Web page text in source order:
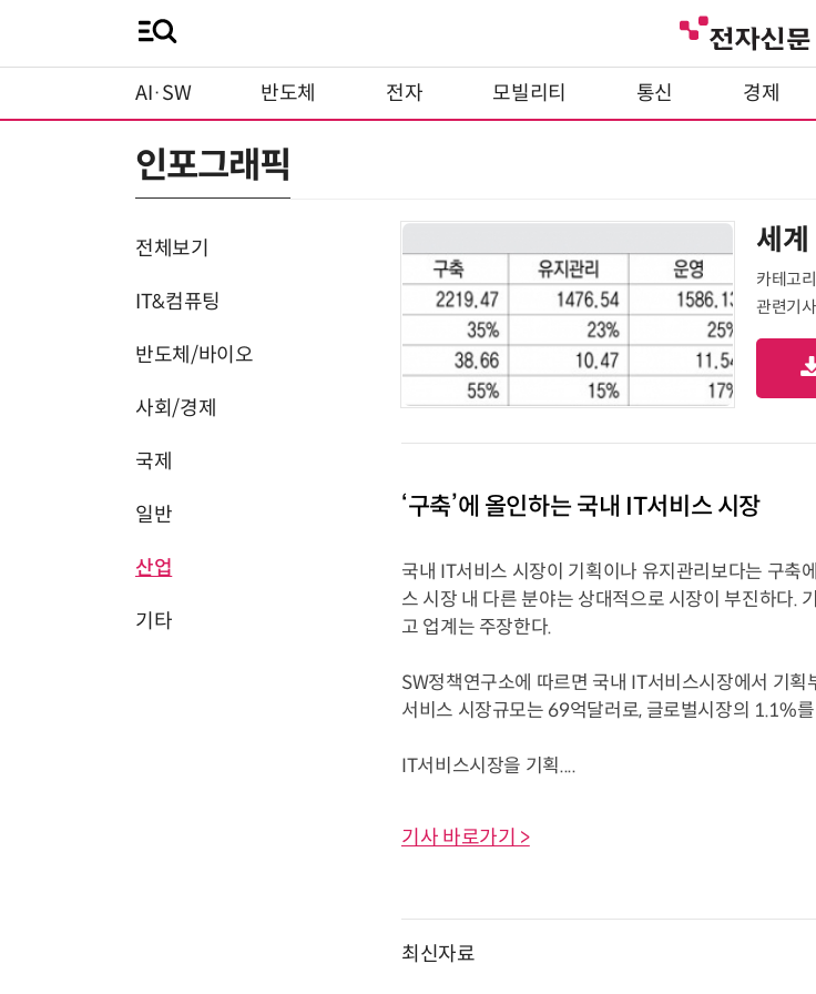
AI·SW 반도체 전자 모빌리티 통신 경제
인포그래픽
전체보기
IT&컴퓨팅
반도체/바이오
사회/경제
국제
일반
산업
기타
세계
카테고
관련기
‘구축’에 올인하는 국내 IT서비스 시장
국내 IT서비스 시장이 기획이나 유지관리보다는 구축
스 시장 내 다른 분야는 상대적으로 시장이 부진하다.
고 업계는 주장한다.
SW정책연구소에 따르면 국내 IT서비스시장에서 기
서비스 시장규모는 69억달러로, 글로벌시장의 1.1%
IT서비스시장을 기획....
기사 바로가기 >
최신자료